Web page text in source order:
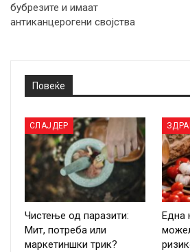
бубрезите и имаат
антиканцерогени својства
Повеќе
СЛАЈДЕР
Чистење од паразити:
Мит, потреба или
маркетиншки трик?
Една